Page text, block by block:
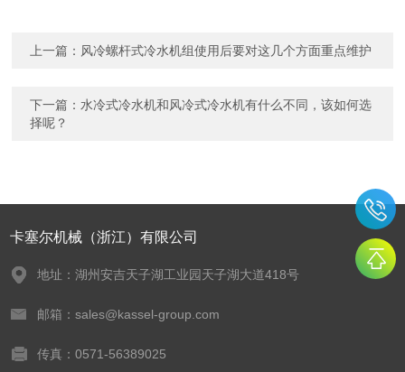
上一篇： 风冷螺杆式冷水机组使用后要对这几个方面重点维护
下一篇： 水冷式冷水机和风冷式冷水机有什么不同，该如何选
择呢？
卡塞尔机械（浙江）有限公司
地址：湖州安吉天子湖工业园天子湖大道418号
邮箱：sales@kassel-group.com
传真：0571-56389025